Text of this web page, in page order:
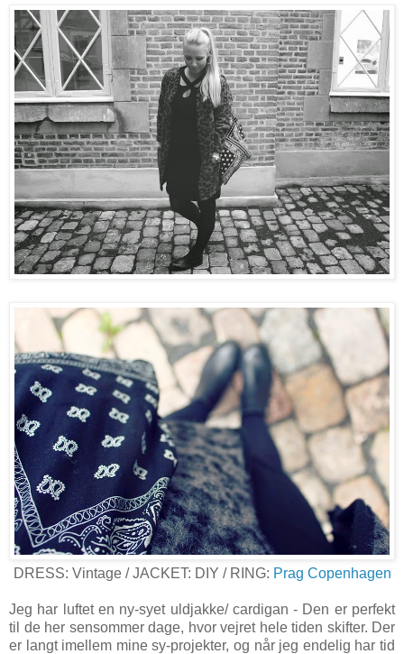
DRESS: Vintage / JACKET: DIY / RING: Prag Copenhagen
Jeg har luftet en ny-syet uldjakke/ cardigan - Den er perfekt
til de her sensommer dage, hvor vejret hele tiden skifter. Der
er langt imellem mine sy-projekter, og når jeg endelig har tid